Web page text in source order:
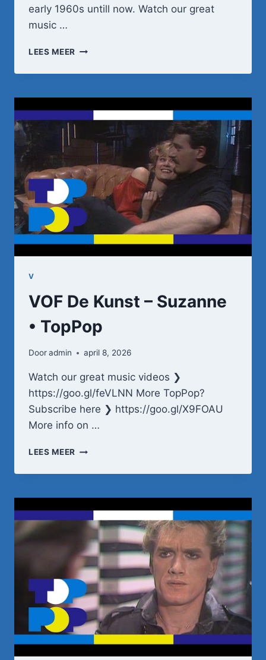
early 1960s untill now. Watch our great
music …
LEES MEER ROB
NIJS
HOU
ME
VAST
(WANT
–
SPECIAL
ROB
DE
NIJS
–
TOPPOP
V
VOF De Kunst – Suzanne
• TopPop
Dooradmin april 8, 2026
Watch our great music videos ❯
https://goo.gl/feVLNN More TopPop?
Subscribe here ❯ https://goo.gl/X9FOAU
More info on …
LEES MEER VOF
KUNST
SUZANNE
•
TOPPOP